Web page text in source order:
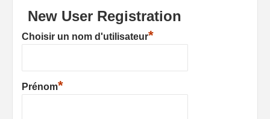
New User Registration
Choisir un nom d'utilisateur*
Prénom*